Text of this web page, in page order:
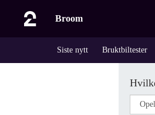
Broom
Siste nytt Bruktbiltester